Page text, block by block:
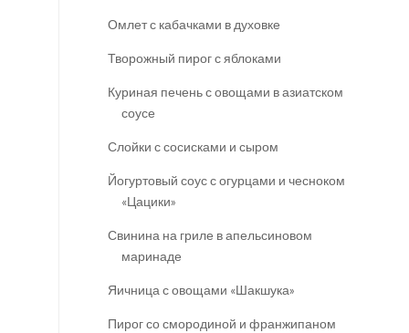
Омлет с кабачками в духовке
Творожный пирог с яблоками
Куриная печень с овощами в азиатском
соусе
Слойки с сосисками и сыром
Йогуртовый соус с огурцами и чесноком
«Цацики»
Свинина на гриле в апельсиновом
маринаде
Яичница с овощами «Шакшука»
Пирог со смородиной и франжипаном